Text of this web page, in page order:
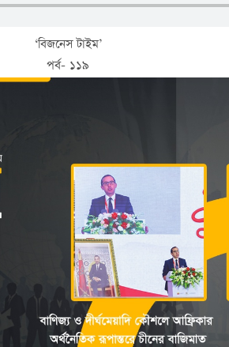
‘বিজনেস টাইম’
পর্ব- ১১৯